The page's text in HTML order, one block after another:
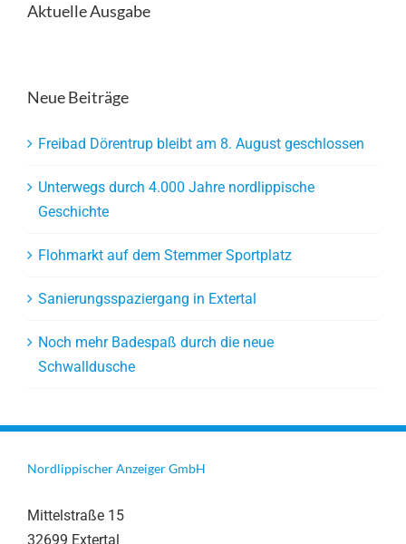
Aktuelle Ausgabe
Neue Beiträge
Freibad Dörentrup bleibt am 8. August geschlossen
Unterwegs durch 4.000 Jahre nordlippische
Geschichte
Flohmarkt auf dem Stemmer Sportplatz
Sanierungsspaziergang in Extertal
Noch mehr Badespaß durch die neue
Schwalldusche
Nordlippischer Anzeiger GmbH
Mittelstraße 15
32699 Extertal